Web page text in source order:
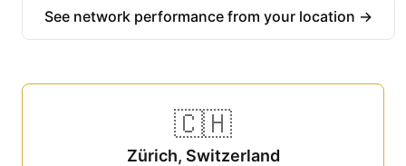
See network performance from your location →
🇨🇭
Zürich, Switzerland